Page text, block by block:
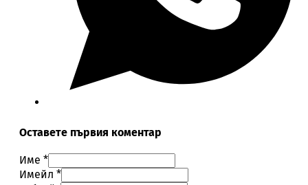
Оставете първия коментар
Име *
Имейл *